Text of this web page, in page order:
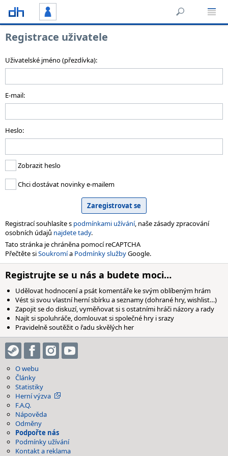
Registrace uživatele
Uživatelské jméno (přezdívka):
E-mail:
Heslo:
Zobrazit heslo
Chci dostávat novinky e-mailem
Registrací souhlasíte s podmínkami užívání, naše zásady zpracování
osobních údajů najdete tady.
Tato stránka je chráněna pomocí reCAPTCHA
Přečtěte siSoukromía Podmínky službyGoogle.
Registrujte se u nás a budete moci…
Udělovat hodnocení a psát komentáře ke svým oblíbeným hrám
Vést si svou vlastní herní sbírku a seznamy (dohrané hry, wishlist…)
Zapojit se do diskuzí, vyměňovat si s ostatními hráči názory a rady
Najít si spoluhráče, domlouvat si společné hry i srazy
Pravidelně soutěžit o řadu skvělých her
O webu
Články
Statistiky
Herní výzva
F.A.Q.
Nápověda
Odměny
Podpořte nás
Podmínky užívání
Kontakt a reklama